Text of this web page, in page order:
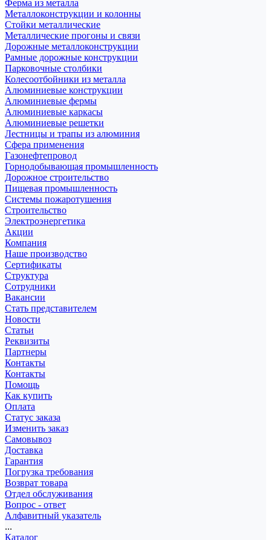
Ферма из металла
Металлоконструкции и колонны
Стойки металлические
Металлические прогоны и связи
Дорожные металлоконструкции
Рамные дорожные конструкции
Парковочные столбики
Колесоотбойники из металла
Алюминиевые конструкции
Алюминиевые фермы
Алюминиевые каркасы
Алюминиевые решетки
Лестницы и трапы из алюминия
Сфера применения
Газонефтепровод
Горнодобывающая промышленность
Дорожное строительство
Пищевая промышленность
Системы пожаротушения
Строительство
Электроэнергетика
Акции
Компания
Наше производство
Сертификаты
Структура
Сотрудники
Вакансии
Стать представителем
Новости
Статьи
Реквизиты
Партнеры
Контакты
Контакты
Помощь
Как купить
Оплата
Статус заказа
Изменить заказ
Самовывоз
Доставка
Гарантия
Погрузка требования
Возврат товара
Отдел обслуживания
Вопрос - ответ
Алфавитный указатель
...
Каталог